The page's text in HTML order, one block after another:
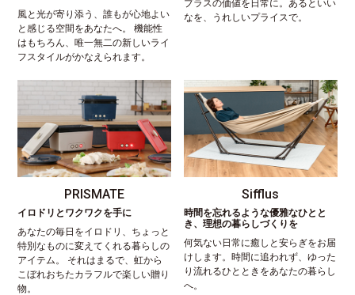
風と光が寄り添う、誰もが心地よい
と感じる空間をあなたへ。 機能性
はもちろん、唯一無二の新しいライ
フスタイルがかなえられます。
プラスの価値を日常に。あるといい
なを、うれしいプライスで。
PRISMATE
イロドリとワクワクを手に
あなたの毎日をイロドリ、ちょっと
特別なものに変えてくれる暮らしの
アイテム。 それはまるで、虹から
こぼれおちたカラフルで楽しい贈り
物。
Sifflus
時間を忘れるような優雅なひとと
き、理想の暮らしづくりを
何気ない日常に癒しと安らぎをお届
けします。時間に追われず、ゆった
り流れるひとときをあなたの暮らし
へ。